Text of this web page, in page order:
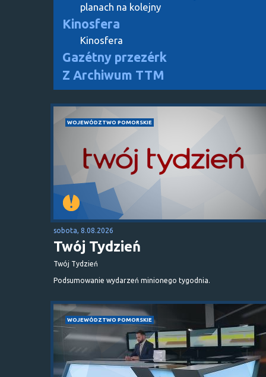
planach na kolejny
Kinosfera
Kinosfera
Gazétny przezérk
Z Archiwum TTM
WOJEWÓDZTWO POMORSKIE
sobota, 8.08.2026
Twój Tydzień
Twój Tydzień
Podsumowanie wydarzeń minionego tygodnia.
WOJEWÓDZTWO POMORSKIE